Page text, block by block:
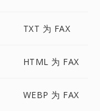
TXT 为 FAX
HTML 为 FAX
WEBP 为 FAX